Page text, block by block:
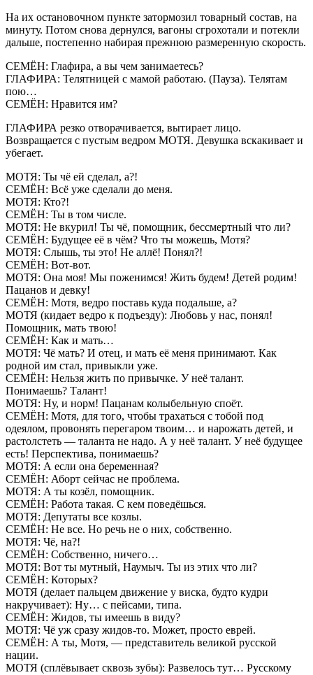
На их остановочном пункте затормозил товарный состав, на
минуту. Потом снова дернулся, вагоны сгрохотали и потекли
дальше, постепенно набирая прежнюю размеренную скорость.
СЕМЁН: Глафира, а вы чем занимаетесь?
ГЛАФИРА: Телятницей с мамой работаю. (Пауза). Телятам
пою…
СЕМЁН: Нравится им?
ГЛАФИРА резко отворачивается, вытирает лицо.
Возвращается с пустым ведром МОТЯ. Девушка вскакивает и
убегает.
МОТЯ: Ты чё ей сделал, а?!
СЕМЁН: Всё уже сделали до меня.
МОТЯ: Кто?!
СЕМЁН: Ты в том числе.
МОТЯ: Не вкурил! Ты чё, помощник, бессмертный что ли?
СЕМЁН: Будущее её в чём? Что ты можешь, Мотя?
МОТЯ: Слышь, ты это! Не аллё! Понял?!
СЕМЁН: Вот-вот.
МОТЯ: Она моя! Мы поженимся! Жить будем! Детей родим!
Пацанов и девку!
СЕМЁН: Мотя, ведро поставь куда подальше, а?
МОТЯ (кидает ведро к подъезду): Любовь у нас, понял!
Помощник, мать твою!
СЕМЁН: Как и мать…
МОТЯ: Чё мать? И отец, и мать её меня принимают. Как
родной им стал, привыкли уже.
СЕМЁН: Нельзя жить по привычке. У неё талант.
Понимаешь? Талант!
МОТЯ: Ну, и норм! Пацанам колыбельную споёт.
СЕМЁН: Мотя, для того, чтобы трахаться с тобой под
одеялом, провонять перегаром твоим… и нарожать детей, и
растолстеть — таланта не надо. А у неё талант. У неё будущее
есть! Перспектива, понимаешь?
МОТЯ: А если она беременная?
СЕМЁН: Аборт сейчас не проблема.
МОТЯ: А ты козёл, помощник.
СЕМЁН: Работа такая. С кем поведёшься.
МОТЯ: Депутаты все козлы.
СЕМЁН: Не все. Но речь не о них, собственно.
МОТЯ: Чё, на?!
СЕМЁН: Собственно, ничего…
МОТЯ: Вот ты мутный, Наумыч. Ты из этих что ли?
СЕМЁН: Которых?
МОТЯ (делает пальцем движение у виска, будто кудри
накручивает): Ну… с пейсами, типа.
СЕМЁН: Жидов, ты имеешь в виду?
МОТЯ: Чё уж сразу жидов-то. Может, просто еврей.
СЕМЁН: А ты, Мотя, — представитель великой русской
нации.
МОТЯ (сплёвывает сквозь зубы): Развелось тут… Русскому